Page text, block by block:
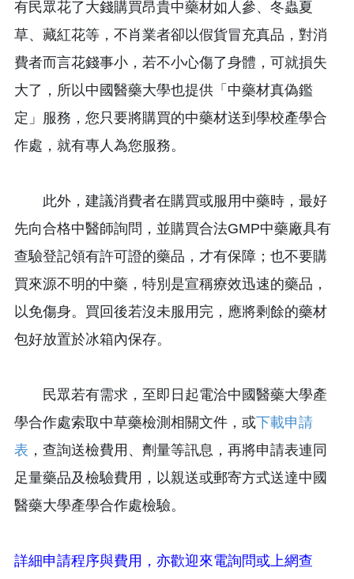
有民眾花了大錢購買昂貴中藥材如人參、冬蟲夏
草、藏紅花等，不肖業者卻以假貨冒充真品，對消
費者而言花錢事小，若不小心傷了身體，可就損失
大了，所以中國醫藥大學也提供「中藥材真偽鑑
定」服務，您只要將購買的中藥材送到學校產學合
作處，就有專人為您服務。
此外，建議消費者在購買或服用中藥時，最好
先向合格中醫師詢問，並購買合法GMP中藥廠具有
查驗登記領有許可證的藥品，才有保障；也不要購
買來源不明的中藥，特別是宣稱療效迅速的藥品，
以免傷身。買回後若沒未服用完，應將剩餘的藥材
包好放置於冰箱內保存。
民眾若有需求，至即日起電洽中國醫藥大學產
學合作處索取中草藥檢測相關文件，或下載申請
表 ，查詢送檢費用、劑量等訊息，再將申請表連同
足量藥品及檢驗費用，以親送或郵寄方式送達中國
醫藥大學產學合作處檢驗。
詳細申請程序與費用，亦歡迎來電詢問或上網查